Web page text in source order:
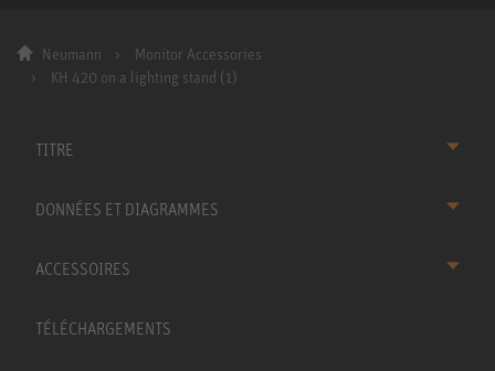
Neumann
Monitor Accessories
KH 420 on a lighting stand (1)
TITRE
DONNÉES ET DIAGRAMMES
ACCESSOIRES
TÉLÉCHARGEMENTS